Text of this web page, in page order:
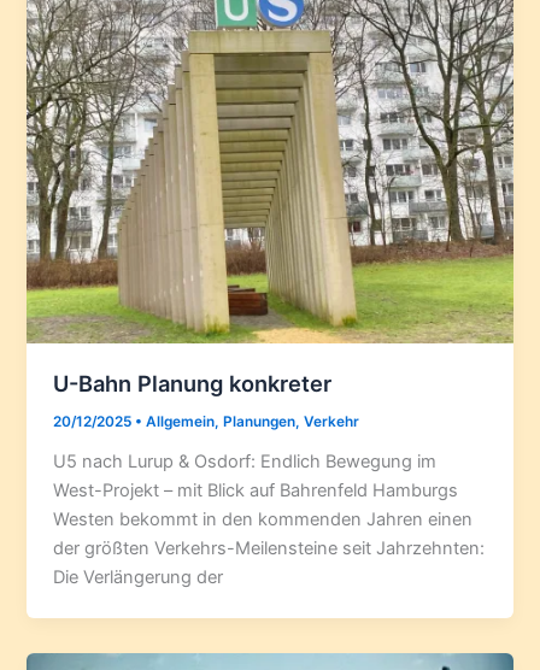
U-Bahn Planung konkreter
20/12/2025 •Allgemein, Planungen,Verkehr
U5 nach Lurup & Osdorf: Endlich Bewegung im
West-Projekt – mit Blick auf Bahrenfeld Hamburgs
Westen bekommt in den kommenden Jahren einen
der größten Verkehrs-Meilensteine seit Jahrzehnten:
Die Verlängerung der